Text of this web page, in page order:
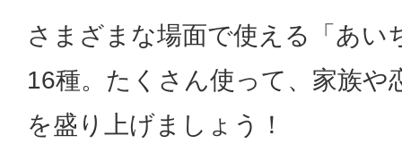
さまざまな場面で使える「あい
16種。たくさん使って、家族や
を盛り上げましょう！